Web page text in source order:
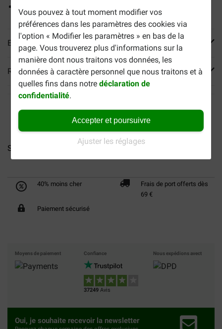
Vous pouvez à tout moment modifier vos
préférences dans les paramètres des cookies via
l'option « Modifier les paramètres » en bas de la
page. Vous trouverez plus d'informations sur la
manière dont nous traitons vos données, les
données à caractère personnel que nous traitons et à
quelles fins dans notredéclaration de
confidentialité.
Accepter et poursuivre
Ajuster les réglages
7 à 8 mois de protection
En savoir plus
Reviews
Seresto collier... Seresto collier... Seresto collier...
40% moins cher
Frais de port offerts dès
69 €
Paiement sécurisé
Moyens de paiement Confiance
37249 Avis
Nous expédions avect
Oui, je souhaite recevoir la newsletter